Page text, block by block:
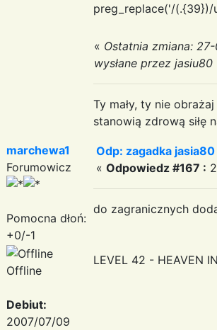
preg_replace('/(.{39})/
« Ostatnia zmiana:
wysłane przez jasiu80
Ty mały, ty nie
stanowią zdrową siłę
marchewa1
Forumowicz
Pomocna dłoń:
+0/-1
Offline
Debiut:
2007/07/09
Odp: zagadka jasia80
« Odpowiedz #167 :
do zagranicznych
LEVEL 42 - HEAVEN